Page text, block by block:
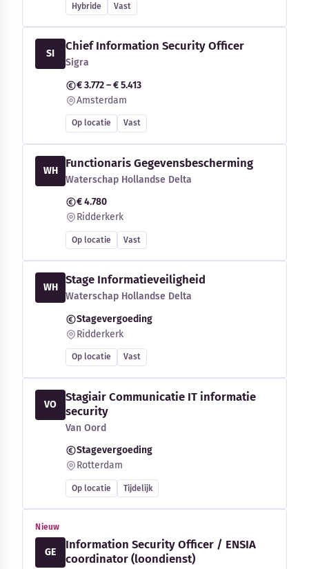
Hybride Vast
SI
Chief Information Security Officer
Sigra
€ 3.772 – € 5.413
Amsterdam
Op locatie Vast
WH
Functionaris Gegevensbescherming
Waterschap Hollandse Delta
€ 4.780
Ridderkerk
Op locatie Vast
WH
Stage Informatieveiligheid
Waterschap Hollandse Delta
Stagevergoeding
Ridderkerk
Op locatie Vast
VO
Stagiair Communicatie IT informatie
security
Van Oord
Stagevergoeding
Rotterdam
Op locatie Tijdelijk
Nieuw
GE
Information Security Officer / ENSIA
coordinator (loondienst)